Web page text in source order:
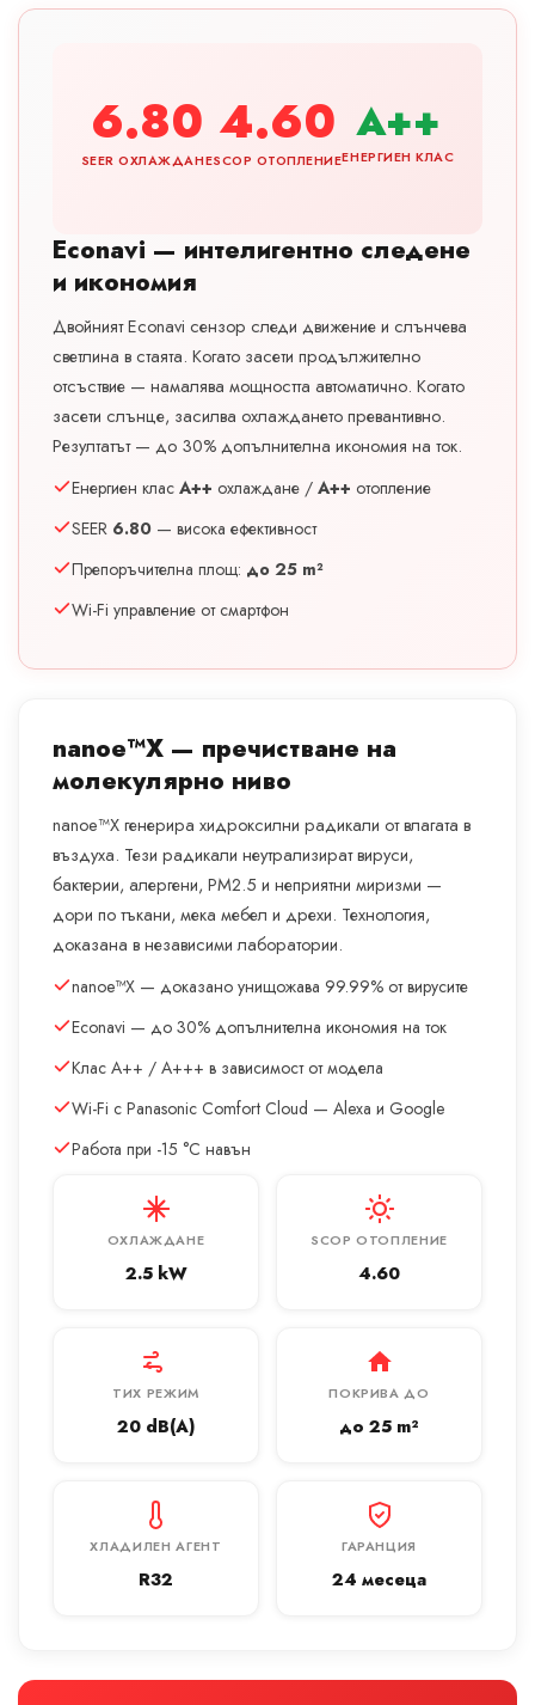
6.80
SEER ОХЛАЖДАНЕ
4.60
SCOP ОТОПЛЕНИЕ
A++
ЕНЕРГИЕН КЛАС
Econavi — интелигентно следене
и икономия
Двойният Econavi сензор следи движение и слънчева
светлина в стаята. Когато засети продължително
отсъствие — намалява мощността автоматично. Когато
засети слънце, засилва охлаждането превантивно.
Резултатът — до 30% допълнителна икономия на ток.
Енергиен клас A++ охлаждане / A++ отопление
SEER 6.80 — висока ефективност
Препоръчителна площ: до 25 m²
Wi-Fi управление от смартфон
nanoe™X — пречистване на
молекулярно ниво
nanoe™X генерира хидроксилни радикали от влагата в
въздуха. Тези радикали неутрализират вируси,
бактерии, алергени, PM2.5 и неприятни миризми —
дори по тъкани, мека мебел и дрехи. Технология,
доказана в независими лаборатории.
nanoe™X — доказано унищожава 99.99% от вирусите
Econavi — до 30% допълнителна икономия на ток
Клас A++ / A+++ в зависимост от модела
Wi-Fi с Panasonic Comfort Cloud — Alexa и Google
Работа при -15 °C навън
ОХЛАЖДАНЕ
2.5 kW
SCOP ОТОПЛЕНИЕ
4.60
ТИХ РЕЖИМ
20 dB(A)
ПОКРИВА ДО
до 25 m²
ХЛАДИЛЕН АГЕНТ
R32
ГАРАНЦИЯ
24 месеца